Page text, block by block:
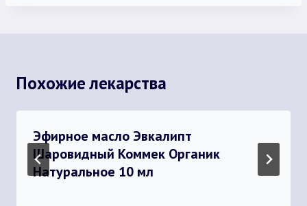
Похожие лекарства
Эфирное масло Эвкалипт
Шаровидный Коммек Органик
Натуральное 10 мл